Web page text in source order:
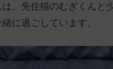
、先住猫のむぎくんと
に過ごしています。